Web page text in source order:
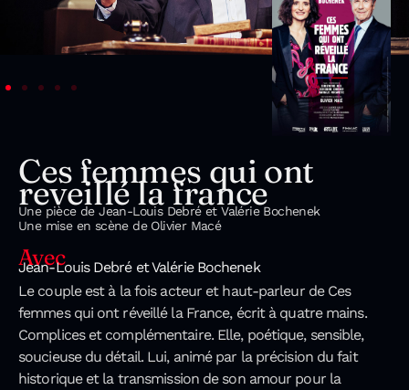
Ces femmes qui ont
reveillé la france
Une pièce de Jean-Louis Debré et Valérie Bochenek
Une mise en scène de Olivier Macé
Avec
Jean-Louis Debré et Valérie Bochenek
Le couple est à la fois acteur et haut-parleur de Ces
femmes qui ont réveillé la France, écrit à quatre mains.
Complices et complémentaire. Elle, poétique, sensible,
soucieuse du détail. Lui, animé par la précision du fait
historique et la transmission de son amour pour la